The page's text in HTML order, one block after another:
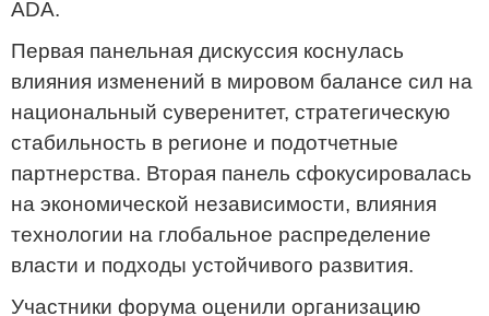
ADA.
Первая панельная дискуссия коснулась
влияния изменений в мировом балансе сил на
национальный суверенитет, стратегическую
стабильность в регионе и подотчетные
партнерства. Вторая панель сфокусировалась
на экономической независимости, влияния
технологии на глобальное распределение
власти и подходы устойчивого развития.
Участники форума оценили организацию